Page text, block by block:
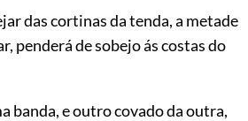
das cortinas da tenda, a metade
penderá de sobejo ás costas do
banda, e outro covado da outra,